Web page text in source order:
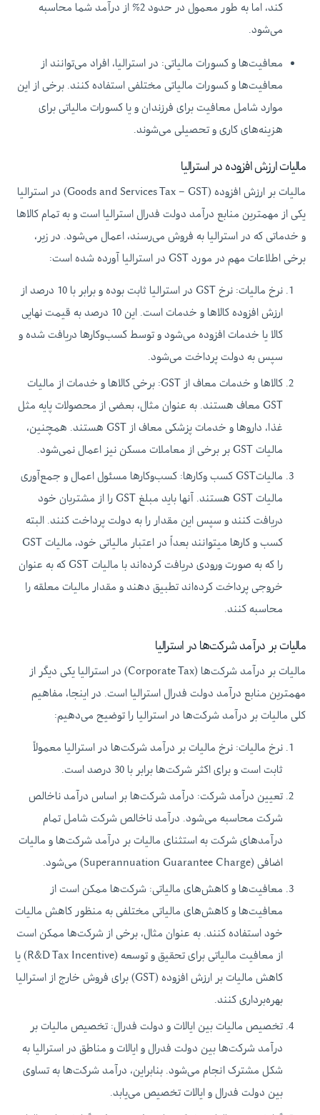
کند، اما به طور معمول در حدود 2% از درآمد شما محاسبه
می‌شود.
معافیت‌ها و کسورات مالیاتی: در استرالیا، افراد می‌توانند از
معافیت‌ها و کسورات مالیاتی مختلفی استفاده کنند. برخی از این
موارد شامل معافیت برای فرزندان و یا کسورات مالیاتی برای
هزینه‌های کاری و تحصیلی می‌شوند.
مالیات ارزش افزوده در استرالیا
مالیات بر ارزش افزوده (Goods and Services Tax – GST) در استرالیا
یکی از مهمترین منابع درآمد دولت فدرال استرالیا است و به تمام کالاها
و خدماتی که در استرالیا به فروش می‌رسند، اعمال می‌شود. در زیر،
برخی اطلاعات مهم در مورد GST در استرالیا آورده شده است:
نرخ مالیات: نرخ GST در استرالیا ثابت بوده و برابر با 10 درصد از
ارزش افزوده کالاها و خدمات است. این 10 درصد به قیمت نهایی
کالا یا خدمات افزوده می‌شود و توسط کسب‌وکارها دریافت شده و
سپس به دولت پرداخت می‌شود.
کالاها و خدمات معاف از GST: برخی کالاها و خدمات از مالیات
GST معاف هستند. به عنوان مثال، بعضی از محصولات پایه مثل
غذا، داروها و خدمات پزشکی معاف از GST هستند. همچنین،
مالیات GST بر برخی از معاملات مسکن نیز اعمال نمی‌شود.
مالیاتGST کسب ‌وکارها:
کسب‌وکارها مسئول اعمال و جمع‌آوری
مالیات GST هستند. آنها باید مبلغ GST را از مشتریان خود
دریافت کنند و سپس این مقدار را به دولت پرداخت کنند. البته
کسب و کارها میتوانند بعداً در اعتبار مالیاتی خود، مالیات GST
را که به صورت ورودی دریافت کرده‌اند با مالیات GST که به عنوان
خروجی پرداخت کرده‌اند تطبیق دهند و مقدار مالیات معلقه را
محاسبه کنند.
مالیات بر درآمد شرکت‌ها در استرالیا
مالیات بر درآمد شرکت‌ها (Corporate Tax) در استرالیا یکی دیگر از
مهمترین منابع درآمد دولت فدرال استرالیا است. در اینجا، مفاهیم
کلی مالیات بر درآمد شرکت‌ها در استرالیا را توضیح می‌دهیم:
نرخ مالیات: نرخ مالیات بر درآمد شرکت‌ها در استرالیا معمولاً
ثابت است و برای اکثر شرکت‌ها برابر با 30 درصد است.
تعیین درآمد شرکت: درآمد شرکت‌ها بر اساس درآمد ناخالص
شرکت محاسبه می‌شود. درآمد ناخالص شرکت شامل تمام
درآمدهای شرکت به استثنای مالیات بر درآمد شرکت‌ها و مالیات
اضافی (Superannuation Guarantee Charge) می‌شود.
معافیت‌ها و کاهش‌های مالیاتی: شرکت‌ها ممکن است از
معافیت‌ها و کاهش‌های مالیاتی مختلفی به منظور کاهش مالیات
خود استفاده کنند. به عنوان مثال، برخی از شرکت‌ها ممکن است
از معافیت مالیاتی برای تحقیق و توسعه (R&D Tax Incentive) یا
کاهش مالیات بر ارزش افزوده (GST) برای فروش خارج از استرالیا
بهره‌برداری کنند.
تخصیص مالیات بین ایالات و دولت فدرال: تخصیص مالیات بر
درآمد شرکت‌ها بین دولت فدرال و ایالات و مناطق در استرالیا به
شکل مشترک انجام می‌شود. بنابراین، درآمد شرکت‌ها به تساوی
بین دولت فدرال و ایالات تخصیص می‌یابد.